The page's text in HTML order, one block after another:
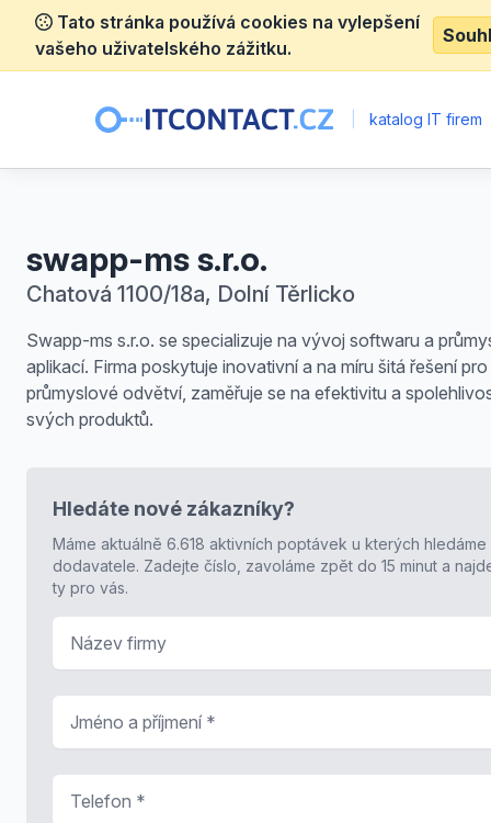
Tato stránka používá cookies na vylepšení
vašeho uživatelského zážitku.
katalog IT firem
swapp-ms s.r.o.
Chatová 1100/18a, Dolní Těrlicko
Swapp-ms s.r.o. se specializuje na vývoj softwaru a
aplikací. Firma poskytuje inovativní a na míru šitá řešení
průmyslové odvětví, zaměřuje se na efektivitu a
svých produktů.
Hledáte nové zákazníky?
Máme aktuálně 6.618 aktivních poptávek u kterých hledáme
dodavatele. Zadejte číslo, zavoláme zpět do 15 minut a
ty pro vás.